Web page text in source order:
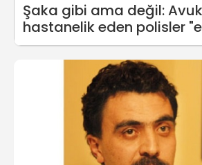
Şaka gibi ama değil:
hastanelik eden polisler
ağrıdı" deyip dava açtı